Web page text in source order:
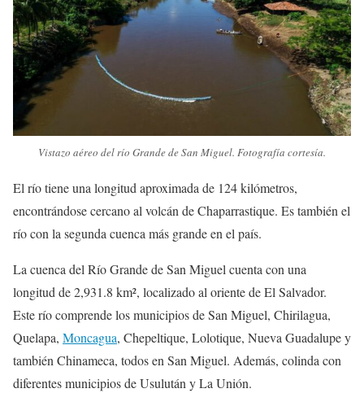
Vistazo aéreo del río Grande de San Miguel. Fotografía cortesía.
El río tiene una longitud aproximada de 124 kilómetros,
encontrándose cercano al volcán de Chaparrastique. Es también el
río con la segunda cuenca más grande en el país.
La cuenca del Río Grande de San Miguel cuenta con una
longitud de 2,931.8 km², localizado al oriente de El Salvador.
Este río comprende los municipios de San Miguel, Chirilagua,
Quelapa, Moncagua, Chepeltique, Lolotique, Nueva Guadalupe y
también Chinameca, todos en San Miguel. Además, colinda con
diferentes municipios de Usulután y La Unión.